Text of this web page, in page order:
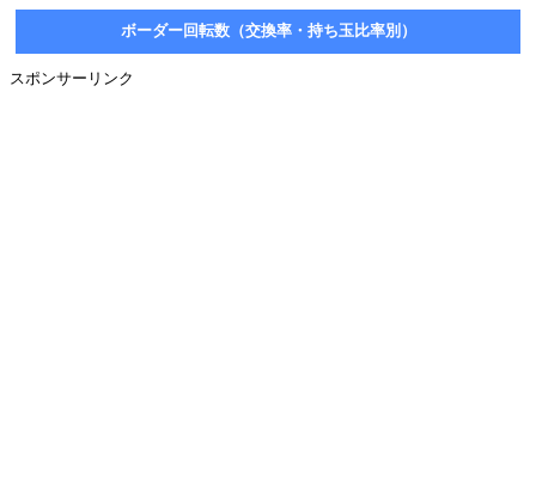
ボーダー回転数（交換率・持ち玉比率別）
スポンサーリンク